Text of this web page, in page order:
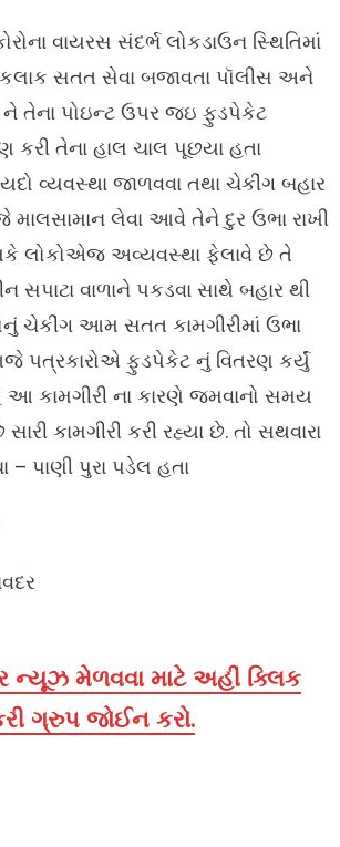
વાયરસ સંદર્ભ લોકડાઉન સ્થિતિમાં
સતત સેવા બજાવતા પૉલીસ અને
ને તેના પોઇન્ટ ઉપર જઇ ફુડપેકેટ
કરી તેના હાલ ચાલ પૂછયા હતા
વ્યવસ્થા જાળવવા તથા ચેકીંગ બહાર
માલસામાન લેવા આવે તેને દુર ઉભા રાખી
લોકોએજ અવ્યવસ્થા ફેલાવે છે તે
વાળાને પકડવા સાથે બહાર થી
ચેકીંગ આમ સતત કામગીરીમાં ઉભા
પત્રકારોએ ફુડપેકેટ નું વિતરણ કર્યું
કામગીરી ના કારણે જમવાનો સમય
કામગીરી કરી રહ્યા છે. તો સથવારા
પાણી પુરા પડેલ હતા
ન્યૂઝ મેળવવા માટે અહીં ક્લિક
ગ્રુપ જોઈન કરો.